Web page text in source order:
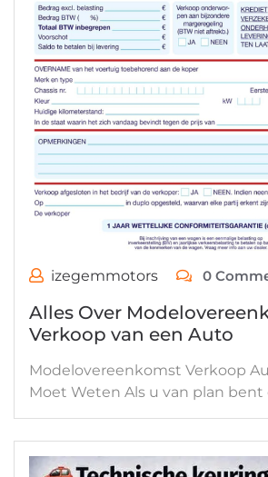
izegemmotors 0
Alles Over
Verkoop van een Auto
Modelovereenkomst Verkoop
Moet Weten Als u van plan